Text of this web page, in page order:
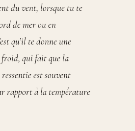
du vent, lorsque tu te
de mer ou en
qu’il te donne une
froid, qui fait que la
est souvent
rapport à la température